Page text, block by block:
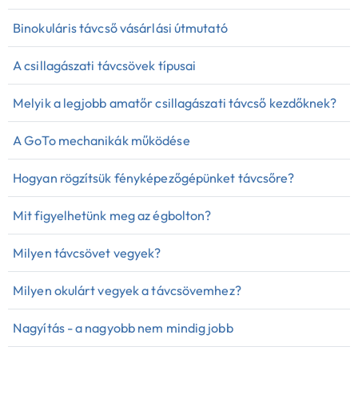
Binokuláris távcső vásárlási útmutató
A csillagászati távcsövek típusai
Melyik a legjobb amatőr csillagászati távcső kezdőknek?
A GoTo mechanikák működése
Hogyan rögzítsük fényképezőgépünket távcsőre?
Mit figyelhetünk meg az égbolton?
Milyen távcsövet vegyek?
Milyen okulárt vegyek a távcsövemhez?
Nagyítás - a nagyobb nem mindig jobb